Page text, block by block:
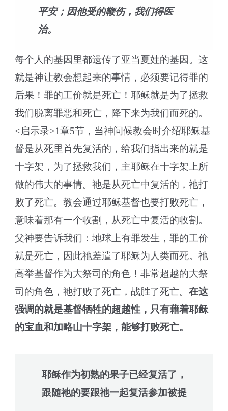
平安；因他受的鞭伤，我们得医
治。
每个人的基因里都遗传了亚当夏娃的基因。这
就是神让教会想起来的事情，必须要记得罪的
后果！罪的工价就是死亡！耶稣就是为了拯救
我们脱离罪恶和死亡，降下来为我们而死的。
<启示录>1章5节，当神问候教会时介绍耶稣基
督是从死里首先复活的，给我们指出来的就是
十字架，为了拯救我们，主耶稣在十字架上所
做的伟大的事情。祂是从死亡中复活的，祂打
败了死亡。教会通过耶稣基督也要打败死亡，
意味着那有一个收割，从死亡中复活的收割。
父神要告诉我们：地球上有罪发生，罪的工价
就是死亡，因此祂差遣了耶稣为人类而死。祂
高举基督作为大祭司的角色！非常超越的大祭
司的角色，祂打败了死亡，战胜了死亡。在这
强调的就是基督牺牲的超越性，只有藉着耶稣
的宝血和加略山十字架，能够打败死亡。
耶稣作为初熟的果子已经复活了，
跟随祂的要跟祂一起复活参加被提